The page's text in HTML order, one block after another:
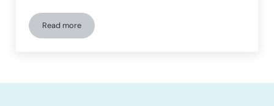
Read moreTranstornos do neurodesenvolvimento e seu impacto nas